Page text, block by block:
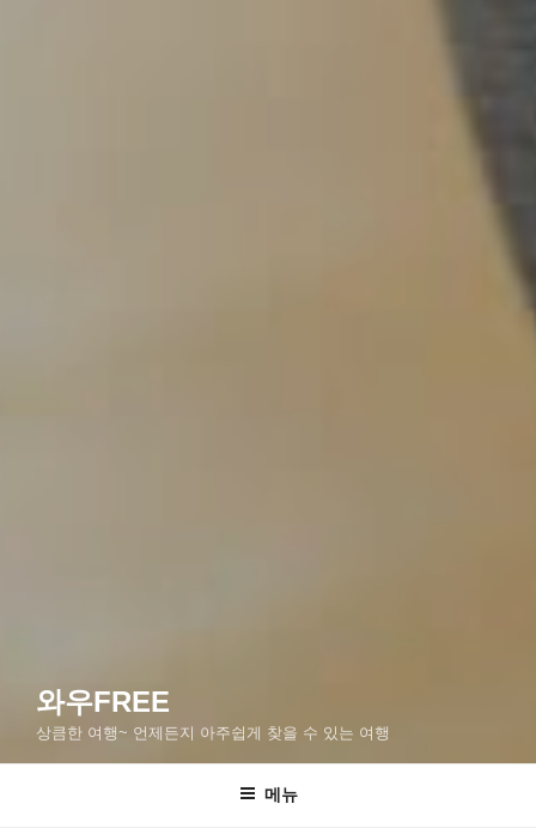
와우FREE
상큼한 여행~ 언제든지 아주쉽게 찾을 수 있는 여행
메뉴